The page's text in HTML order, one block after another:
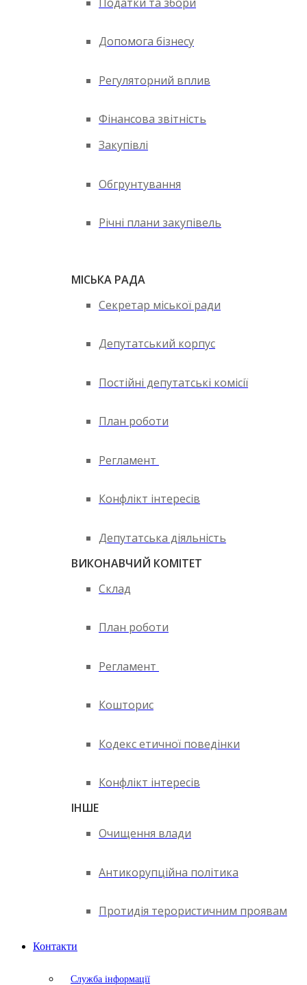
Допомога бізнесу
Регуляторний вплив
Фінансова звітність
Закупівлі
Обгрунтування
Річні плани закупівель
МІСЬКА РАДА
Секретар міської ради
Депутатський корпус
Постійні депутатські комісії
План роботи
Регламент
Конфлікт інтересів
Депутатська діяльність
ВИКОНАВЧИЙ КОМІТЕТ
Склад
План роботи
Регламент
Кошторис
Кодекс етичної поведінки
Конфлікт інтересів
ІНШЕ
Очищення влади
Антикорупційна політика
Протидія терористичним проявам
Контакти
Служба інформації